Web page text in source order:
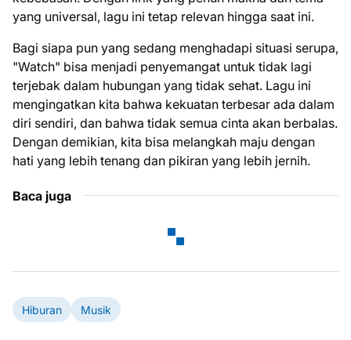
yang universal, lagu ini tetap relevan hingga saat ini.
Bagi siapa pun yang sedang menghadapi situasi serupa,
"Watch" bisa menjadi penyemangat untuk tidak lagi
terjebak dalam hubungan yang tidak sehat. Lagu ini
mengingatkan kita bahwa kekuatan terbesar ada dalam
diri sendiri, dan bahwa tidak semua cinta akan berbalas.
Dengan demikian, kita bisa melangkah maju dengan
hati yang lebih tenang dan pikiran yang lebih jernih.
Baca juga
Hiburan Musik